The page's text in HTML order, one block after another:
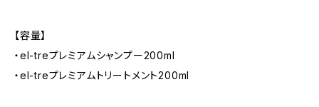
【容量】
・el-treプレミアムシャンプー200ml
・el-treプレミアムトリートメント200ml